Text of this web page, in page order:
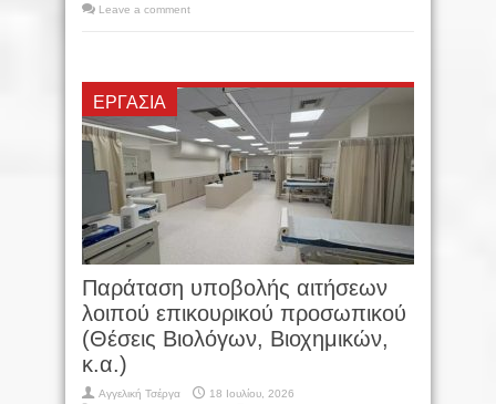
Leave a comment
ΕΡΓΑΣΊΑ
Παράταση υποβολής αιτήσεων
λοιπού επικουρικού προσωπικού
(Θέσεις Βιολόγων, Βιοχημικών,
κ.α.)
Αγγελική Τσέργα
18 Ιουλίου, 2026